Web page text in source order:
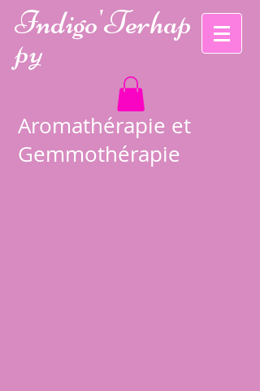
Indigo'Terhap
py
Aromathérapie et
Gemmothérapie